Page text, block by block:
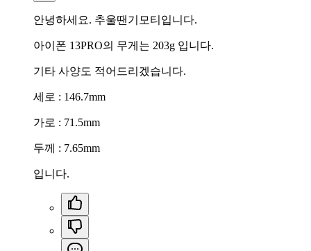
안녕하세요. 추울땐기모티입니다.
아이폰 13PRO의 무게는 203g 입니다.
기타 사양도 적어드리겠습니다.
세로 : 146.7mm
가로 : 71.5mm
두께 : 7.65mm
입니다.